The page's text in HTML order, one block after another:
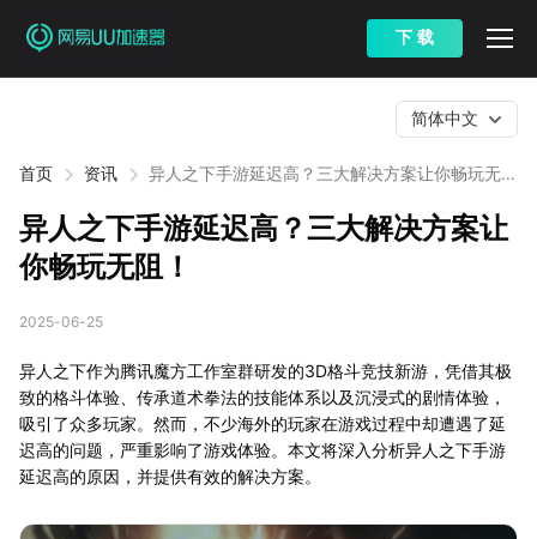
下 载
首页 资讯
异人之下手游延迟高？三大解决方案让你畅玩无
简体中文
异人之下手游延迟高？三大解决方案让
你畅玩无阻！
2025-06-25
异人之下作为腾讯魔方工作室群研发的3D格斗竞技新游，凭借其极
致的格斗体验、传承道术拳法的技能体系以及沉浸式的剧情体验，
吸引了众多玩家。然而，不少海外的玩家在游戏过程中却遭遇了延
迟高的问题，严重影响了游戏体验。本文将深入分析异人之下手游
延迟高的原因，并提供有效的解决方案。